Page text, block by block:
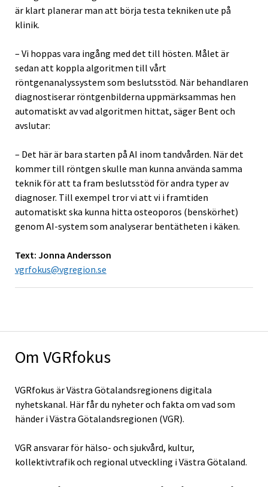
Om VGRfokus
VGRfokus är Västra Götalandsregionens digitala
nyhetskanal. Här får du nyheter och fakta om vad som
händer i Västra Götalandsregionen (VGR).
VGR ansvarar för hälso- och sjukvård, kultur,
kollektivtrafik och regional utveckling i Västra Götaland.
är klart planerar man att börja testa tekniken ute på
klinik.
– Vi hoppas vara ingång med det till hösten. Målet är
sedan att koppla algoritmen till vårt
röntgenanalyssystem som beslutsstöd. När behandlaren
diagnostiserar röntgenbilderna uppmärksammas hen
automatiskt av vad algoritmen hittat, säger Bent och
avslutar:
– Det här är bara starten på AI inom tandvården. När det
kommer till röntgen skulle man kunna använda samma
teknik för att ta fram beslutsstöd för andra typer av
diagnoser. Till exempel tror vi att vi i framtiden
automatiskt ska kunna hitta osteoporos (benskörhet)
genom AI-system som analyserar bentätheten i käken.
Text: Jonna Andersson
vgrfokus@vgregion.se